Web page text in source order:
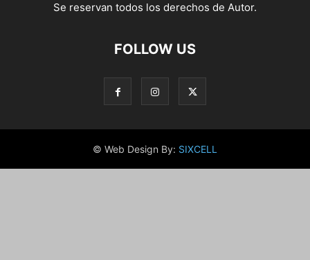
Se reservan todos los derechos de Autor.
FOLLOW US
© Web Design By: SIXCELL